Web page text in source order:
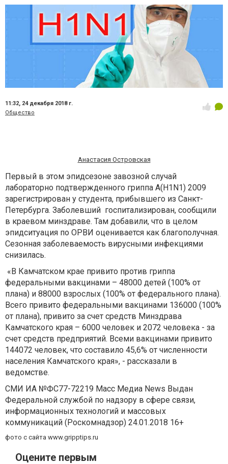
11:32, 24 декабря 2018 г.
Общество
Анастасия Островская
Первый в этом эпидсезоне завозной случай
лабораторно подтвержденного гриппа А(H1N1) 2009
зарегистрирован у студента, прибывшего из Санкт-
Петербурга. Заболевший госпитализирован, сообщили
в краевом минздраве. Там добавили, что в целом
эпидситуация по ОРВИ оценивается как благополучная.
Сезонная заболеваемость вирусными инфекциями
снизилась.
«В Камчатском крае привито против гриппа
федеральными вакцинами – 48000 детей (100% от
плана) и 88000 взрослых (100% от федерального плана).
Всего привито федеральными вакцинами 136000 (100%
от плана), привито за счет средств Минздрава
Камчатского края – 6000 человек и 2072 человека - за
счет средств предприятий. Всеми вакцинами привито
144072 человек, что составило 45,6% от численности
населения Камчатского края», - рассказали в
ведомстве.
СМИ ИА №ФС77-72219 Масс Медиа News Выдан
Федеральной службой по надзору в сфере связи,
информационных технологий и массовых
коммуникаций (Роскомнадзор) 24.01.2018 16+
фото с сайта www.gripptips.ru
Оцените первым